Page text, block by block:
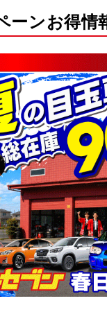
ーンお得情